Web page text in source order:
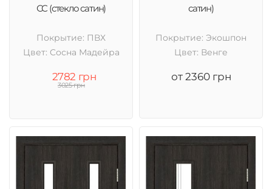
СС (стекло сатин)
Покрытие: ПВХ
Цвет: Cосна Мадейра
2782 грн
3025 грн
сатин)
Покрытие: Экошпон
Цвет: Венге
от 2360 грн